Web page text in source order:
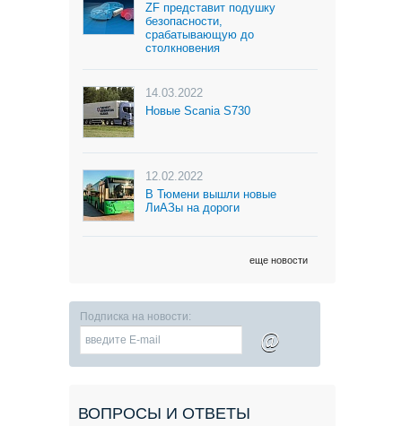
ZF представит подушку
безопасности,
срабатывающую до
столкновения
14.03.2022
Новые Scania S730
12.02.2022
В Тюмени вышли новые
ЛиАЗы на дороги
еще новости
Подписка на новости:
@
ВОПРОСЫ И ОТВЕТЫ